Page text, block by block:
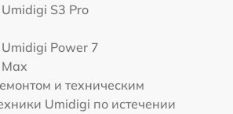
Umidigi S3 Pro
Umidigi Power 7
Max
и техническим
Umidigi по истечении